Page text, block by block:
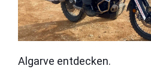
Algarve entdecken.